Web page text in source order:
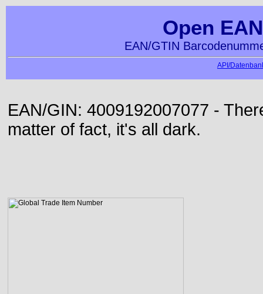
Open
EAN/GTIN
API/
EAN/GIN: 4009192007077 -
matter of fact, it's all dark.